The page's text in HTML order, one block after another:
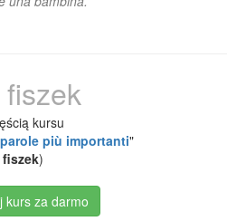
kursu
più importanti"
fiszek)
kurs za darmo